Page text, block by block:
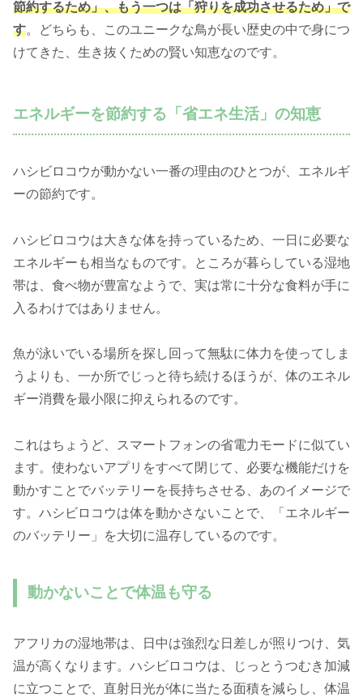
節約するため」、もう一つは「狩りを成功させるため」で
す。どちらも、このユニークな鳥が長い歴史の中で身につ
けてきた、生き抜くための賢い知恵なのです。
エネルギーを節約する「省エネ生活」の知恵
ハシビロコウが動かない一番の理由のひとつが、エネルギ
ーの節約です。
ハシビロコウは大きな体を持っているため、一日に必要な
エネルギーも相当なものです。ところが暮らしている湿地
帯は、食べ物が豊富なようで、実は常に十分な食料が手に
入るわけではありません。
魚が泳いでいる場所を探し回って無駄に体力を使ってしま
うよりも、一か所でじっと待ち続けるほうが、体のエネル
ギー消費を最小限に抑えられるのです。
これはちょうど、スマートフォンの省電力モードに似てい
ます。使わないアプリをすべて閉じて、必要な機能だけを
動かすことでバッテリーを長持ちさせる、あのイメージで
す。ハシビロコウは体を動かさないことで、「エネルギー
のバッテリー」を大切に温存しているのです。
動かないことで体温も守る
アフリカの湿地帯は、日中は強烈な日差しが照りつけ、気
温が高くなります。ハシビロコウは、じっとうつむき加減
に立つことで、直射日光が体に当たる面積を減らし、体温